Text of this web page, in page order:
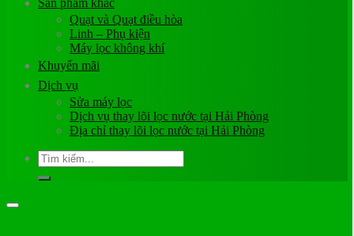
Sản phẩm khác
Quạt và Quạt điều hòa
Linh – Phụ kiện
Máy lọc không khí
Khuyến mãi
Dịch vụ
Sửa máy lọc
Dịch vụ thay lõi lọc nước tại Hải Phòng
Địa chỉ thay lõi lọc nước tại Hải Phòng
Tìm
kiếm: